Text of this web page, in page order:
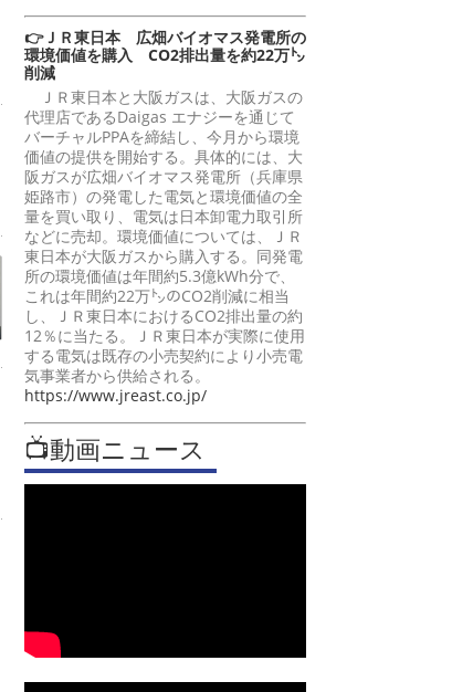
👉ＪＲ東日本 広畑バイオマス発電所の
環境価値を購入 CO2排出量を約22万㌧
削減
ＪＲ東日本と大阪ガスは、大阪ガスの
代理店であるDaigas エナジーを通じて
バーチャルPPAを締結し、今月から環境
価値の提供を開始する。具体的には、大
阪ガスが広畑バイオマス発電所（兵庫県
姫路市）の発電した電気と環境価値の全
量を買い取り、電気は日本卸電力取引所
などに売却。環境価値については、ＪＲ
東日本が大阪ガスから購入する。同発電
所の環境価値は年間約5.3億kWh分で、
これは年間約22万㌧のCO2削減に相当
し、ＪＲ東日本におけるCO2排出量の約
12％に当たる。ＪＲ東日本が実際に使用
する電気は既存の小売契約により小売電
気事業者から供給される。
https://www.jreast.co.jp/
📺動画ニュース